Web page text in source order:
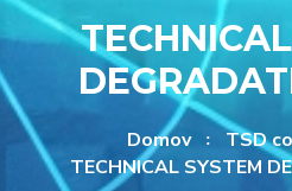
Domov
TSD
TECHNICAL SYSTEM